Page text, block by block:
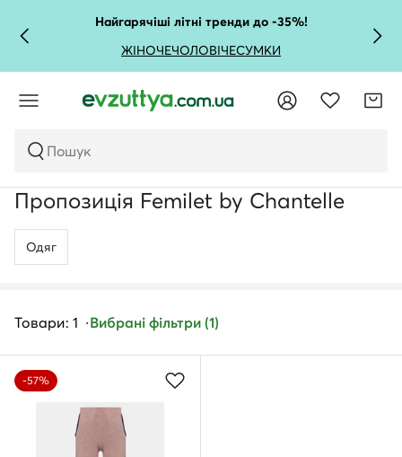
Найгарячіші літні тренди до -35%!
ЖІНОЧЕЧОЛОВІЧЕСУМКИ
Пошук
Пропозиція Femilet by Chantelle
Одяг
Товари: 1 Вибрані фільтри (1)
-57%